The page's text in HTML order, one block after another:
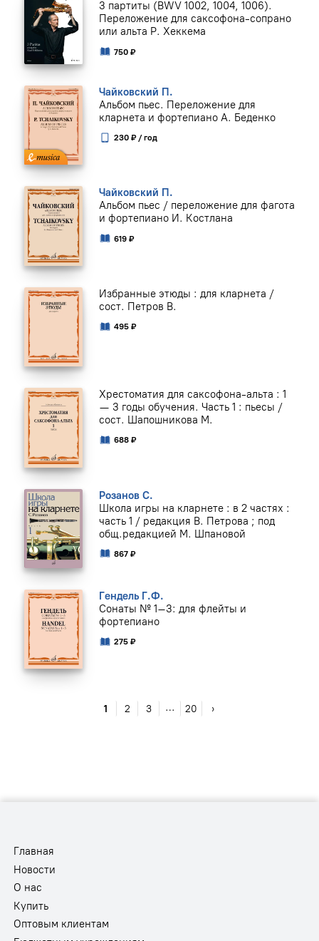
3 партиты (BWV 1002, 1004, 1006).
Переложение для саксофона-сопрано
или альта Р. Хеккема
750 ₽
Чайковский П.
Альбом пьес. Переложение для
кларнета и фортепиано А. Беденко
230 ₽ / год
Чайковский П.
Альбом пьес / переложение для фагота
и фортепиано И. Костлана
619 ₽
Избранные этюды : для кларнета /
сост. Петров В.
495 ₽
Хрестоматия для саксофона-альта : 1
— 3 годы обучения. Часть 1 : пьесы /
сост. Шапошникова М.
688 ₽
Розанов С.
Школа игры на кларнете : в 2 частях :
часть 1 / редакция В. Петрова ; под
общ.редакцией М. Шпановой
867 ₽
Гендель Г.Ф.
Сонаты № 1–3: для флейты и
фортепиано
275 ₽
1 2 3 … 20 ›
Главная
Новости
О нас
Купить
Оптовым клиентам